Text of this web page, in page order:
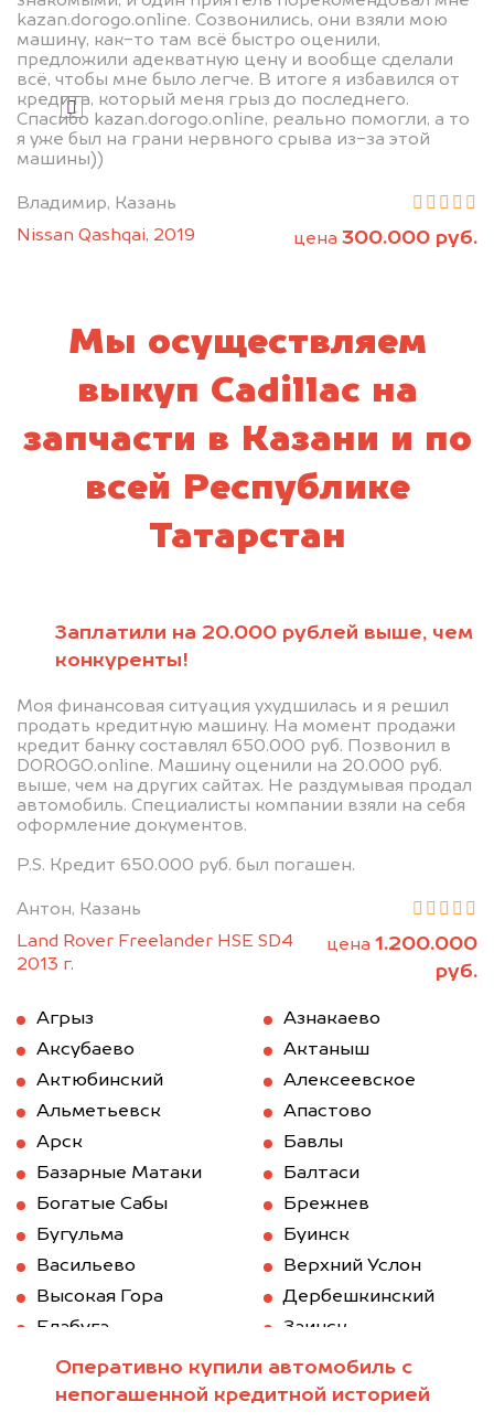
kazan.dorogo.online. Созвонились, они взяли мою
машину, как-то там всё быстро оценили,
предложили адекватную цену и вообще сделали
всё, чтобы мне было легче. В итоге я избавился от
кредита, который меня грыз до последнего.
Спасибо kazan.dorogo.online, реально помогли, а то
я уже был на грани нервного срыва из-за этой
машины))
Владимир, Казань
Nissan Qashqai, 2019
цена 300.000 руб.
Заплатили на 20.000 рублей выше, чем
конкуренты!
Моя финансовая ситуация ухудшилась и я решил
продать кредитную машину. На момент продажи
кредит банку составлял 650.000 руб. Позвонил в
DOROGO.online. Машину оценили на 20.000 руб.
выше, чем на других сайтах. Не раздумывая продал
автомобиль. Специалисты компании взяли на себя
оформление документов.
P.S. Кредит 650.000 руб. был погашен.
Антон, Казань
Land Rover Freelander HSE SD4
2013 г.
цена 1.200.000
руб.
Оперативно купили автомобиль с
непогашенной кредитной историей
Узнать стоимость
Я даю согласие на обработку своих
персональных данных и соглашаюсь с
политикой конфиденциальности
Мы осуществляем
выкуп Cadillac на
запчасти в Казани и по
всей Республике
Татарстан
Агрыз
Азнакаево
Аксубаево
Актаныш
Актюбинский
Алексеевское
Альметьевск
Апастово
Арск
Бавлы
Базарные Матаки
Балтаси
Богатые Сабы
Брежнев
Бугульма
Буинск
Васильево
Верхний Услон
Высокая Гора
Дербешкинский
Елабуга
Заинск
Зеленодольск
Казань
Камское Устье
Карабаш (Татарстан)